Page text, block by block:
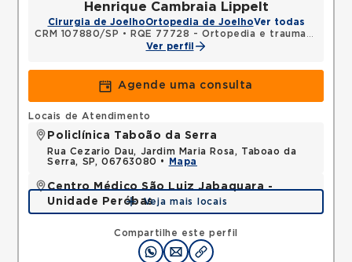
Henrique Cambraia Lippelt
Cirurgia de JoelhoOrtopedia de JoelhoVer todas
CRM 107880/SP • RQE 77728 - Ortopedia e traumatologia
Ver perfil
Agende uma consulta
Compartilhe este perfil
Locais de Atendimento
Policlínica Taboão da Serra
Rua Cezario Dau, Jardim Maria Rosa, Taboao da
Serra, SP, 06763080 •
Mapa
Centro Médico São Luiz Jabaquara -
Unidade Peróbas
Rua das Perobas, Jardim Oriental, Sao Paulo, SP,
Mapa
Veja mais locais